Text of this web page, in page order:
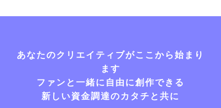
あなたのクリエイティブがここから始まり
ます
ファンと一緒に自由に創作できる
新しい資金調達のカタチと共に